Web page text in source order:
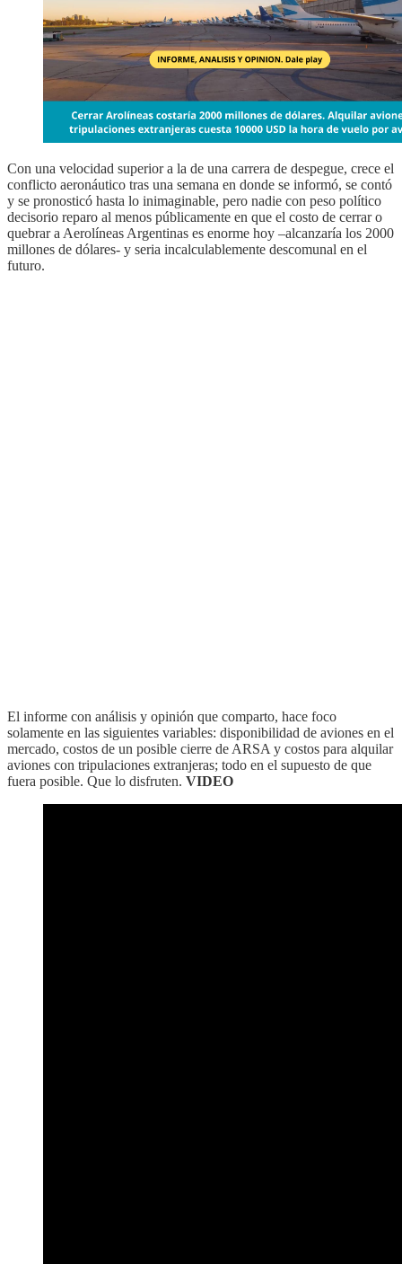
Con una velocidad superior a la de una carrera de despegue, crece el
conflicto aeronáutico tras una semana en donde se informó, se contó
y se pronosticó hasta lo inimaginable, pero nadie con peso político
decisorio reparo al menos públicamente en que el costo de cerrar o
quebrar a Aerolíneas Argentinas es enorme hoy –alcanzaría los 2000
millones de dólares- y seria incalculablemente descomunal en el
futuro.
El informe con análisis y opinión que comparto, hace foco
solamente en las siguientes variables: disponibilidad de aviones en el
mercado, costos de un posible cierre de ARSA y costos para alquilar
aviones con tripulaciones extranjeras; todo en el supuesto de que
fuera posible. Que lo disfruten. VIDEO